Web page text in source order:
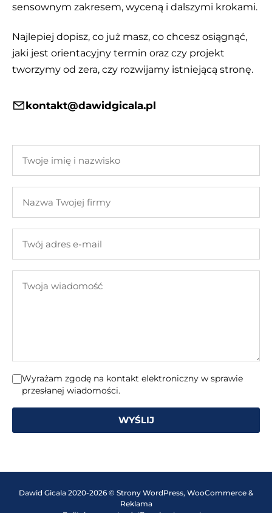
sensownym zakresem, wyceną i dalszymi krokami.
Najlepiej dopisz, co już masz, co chcesz osiągnąć,
jaki jest orientacyjny termin oraz czy projekt
tworzymy od zera, czy rozwijamy istniejącą stronę.
kontakt@dawidgicala.pl
imię
nazwisko
Twojej
adres
mail
wiadomość
Wyrażam zgodę na kontakt elektroniczny w sprawie
przesłanej wiadomości.
WYŚLIJ
Dawid Gicala 2020-2026 © Strony WordPress, WooCommerce &
Reklama